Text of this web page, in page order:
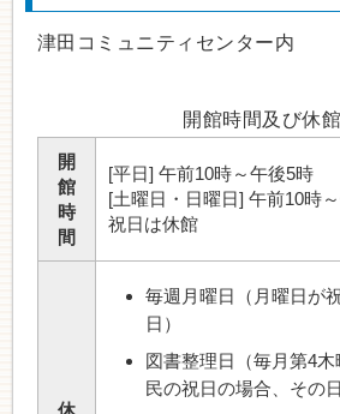
津田コミュニティセンター内
開館時間及び休
開
館
時
間
[平日] 午前10時～午後5時
[土曜日・日曜日] 午前10時
祝日は休館
休
毎週月曜日（月曜日が
日）
図書整理日（毎月第4
民の祝日の場合、その